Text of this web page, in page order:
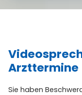
Arzttermine
Sie haben